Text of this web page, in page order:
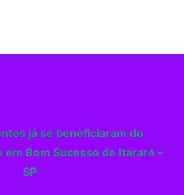
já se beneficiaram do
Bom Sucesso de Itararé –
SP